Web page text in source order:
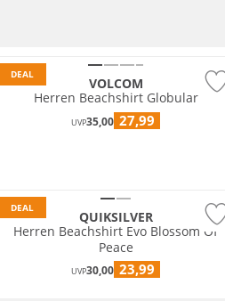
DEAL
VOLCOM
Herren Beachshirt Globular
UVP35,00 27,99
DEAL
QUIKSILVER
Herren Beachshirt Evo Blossom Of
Peace
UVP30,00 23,99